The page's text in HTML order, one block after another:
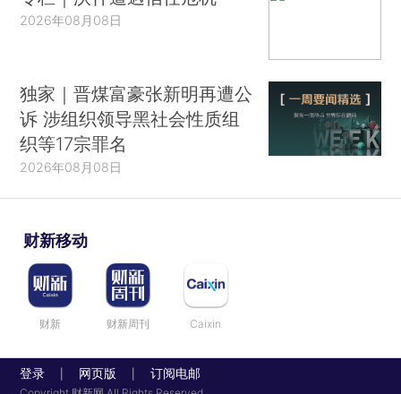
2026年08月08日
独家｜晋煤富豪张新明再遭公
诉 涉组织领导黑社会性质组
织等17宗罪名
2026年08月08日
财新移动
财新 财新周刊 Caixin
登录 网页版 订阅电邮